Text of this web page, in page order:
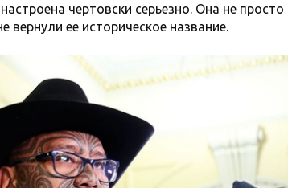
чертовски серьезно. Она не просто
вернули ее историческое название.